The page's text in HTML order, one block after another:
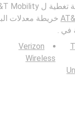
خريطة معدلات
في .
Verizon
Wireless